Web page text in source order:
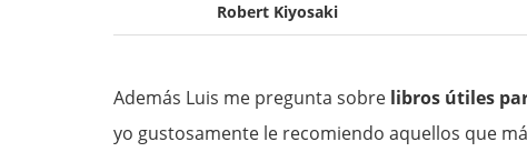
Robert Kiyosaki
Además Luis me pregunta sobre libros útiles
yo gustosamente le recomiendo aquellos que